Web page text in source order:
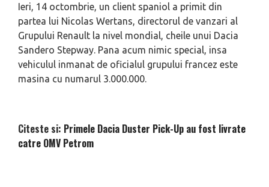
Ieri, 14 octombrie, un client spaniol a primit din
partea lui Nicolas Wertans, directorul de vanzari al
Grupului Renault la nivel mondial, cheile unui Dacia
Sandero Stepway. Pana acum nimic special, insa
vehiculul inmanat de oficialul grupului francez este
masina cu numarul 3.000.000.
Citeste si: Primele Dacia Duster Pick-Up au fost livrate
catre OMV Petrom